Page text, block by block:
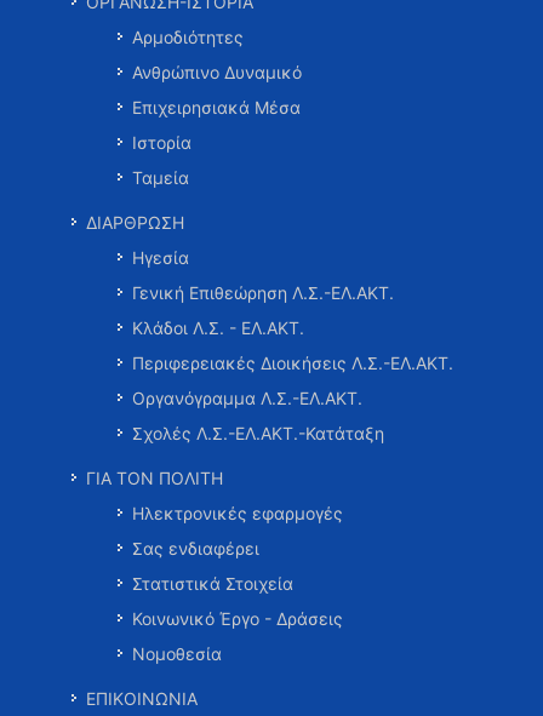
Αρμοδιότητες
Ανθρώπινο Δυναμικό
Επιχειρησιακά Μέσα
Ιστορία
Ταμεία
ΔΙΑΡΘΡΩΣΗ
Ηγεσία
Γενική Επιθεώρηση Λ.Σ.-ΕΛ.ΑΚΤ.
Κλάδοι Λ.Σ. - ΕΛ.ΑΚΤ.
Περιφερειακές Διοικήσεις Λ.Σ.-ΕΛ.ΑΚΤ.
Οργανόγραμμα Λ.Σ.-ΕΛ.ΑΚΤ.
Σχολές Λ.Σ.-ΕΛ.ΑΚΤ.-Κατάταξη
ΓΙΑ ΤΟΝ ΠΟΛΙΤΗ
Ηλεκτρονικές εφαρμογές
Σας ενδιαφέρει
Στατιστικά Στοιχεία
Κοινωνικό Έργο - Δράσεις
Νομοθεσία
ΕΠΙΚΟΙΝΩΝΙΑ